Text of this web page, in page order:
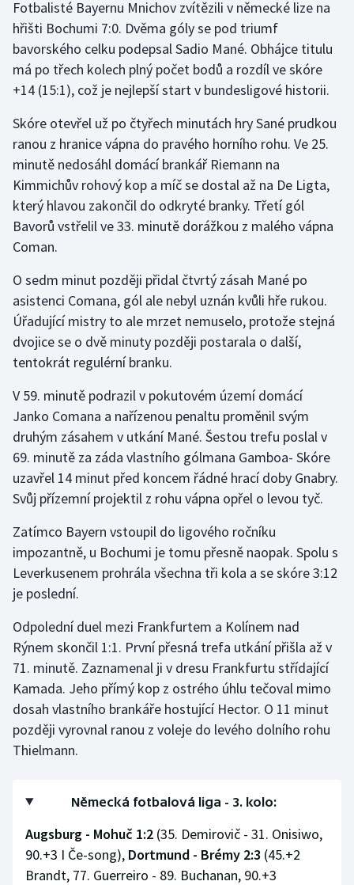
Fotbalisté Bayernu Mnichov zvítězili v německé lize na
hřišti Bochumi 7:0. Dvěma góly se pod triumf
bavorského celku podepsal Sadio Mané. Obhájce titulu
má po třech kolech plný počet bodů a rozdíl ve skóre
+14 (15:1), což je nejlepší start v bundesligové historii.
Skóre otevřel už po čtyřech minutách hry Sané prudkou
ranou z hranice vápna do pravého horního rohu. Ve 25.
minutě nedosáhl domácí brankář Riemann na
Kimmichův rohový kop a míč se dostal až na De Ligta,
který hlavou zakončil do odkryté branky. Třetí gól
Bavorů vstřelil ve 33. minutě dorážkou z malého vápna
Coman.
O sedm minut později přidal čtvrtý zásah Mané po
asistenci Comana, gól ale nebyl uznán kvůli hře rukou.
Úřadující mistry to ale mrzet nemuselo, protože stejná
dvojice se o dvě minuty později postarala o další,
tentokrát regulérní branku.
V 59. minutě podrazil v pokutovém území domácí
Janko Comana a nařízenou penaltu proměnil svým
druhým zásahem v utkání Mané. Šestou trefu poslal v
69. minutě za záda vlastního gólmana Gamboa- Skóre
uzavřel 14 minut před koncem řádné hrací doby Gnabry.
Svůj přízemní projektil z rohu vápna opřel o levou tyč.
Zatímco Bayern vstoupil do ligového ročníku
impozantně, u Bochumi je tomu přesně naopak. Spolu s
Leverkusenem prohrála všechna tři kola a se skóre 3:12
je poslední.
Odpolední duel mezi Frankfurtem a Kolínem nad
Rýnem skončil 1:1. První přesná trefa utkání přišla až v
71. minutě. Zaznamenal ji v dresu Frankfurtu střídající
Kamada. Jeho přímý kop z ostrého úhlu tečoval mimo
dosah vlastního brankáře hostující Hector. O 11 minut
později vyrovnal ranou z voleje do levého dolního rohu
Thielmann.
Německá fotbalová liga - 3. kolo:
Augsburg - Mohuč 1:2 (35. Demirovič - 31. Onisiwo,
90.+3 I Če-song), Dortmund - Brémy 2:3 (45.+2
Brandt, 77. Guerreiro - 89. Buchanan, 90.+3